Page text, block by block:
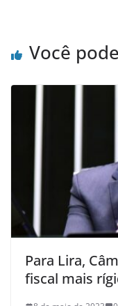
Você
Para Lira,
fiscal mais